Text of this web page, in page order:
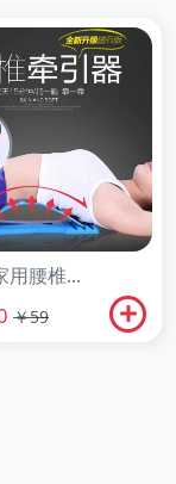
用腰椎...
￥59